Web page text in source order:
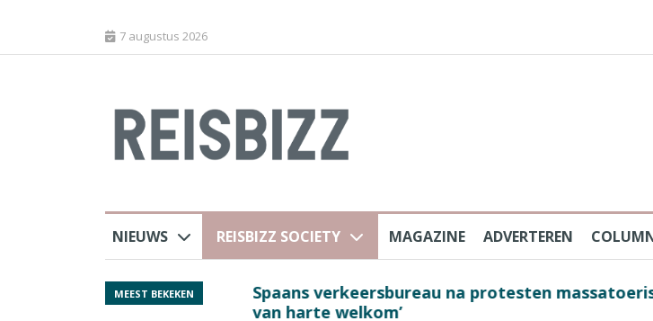
7 augustus 2026
NIEUWS REISBIZZ SOCIETY MAGAZINE ADVERTEREN
MEEST BEKEKEN
Spaans verkeersbureau na protesten
van harte welkom’